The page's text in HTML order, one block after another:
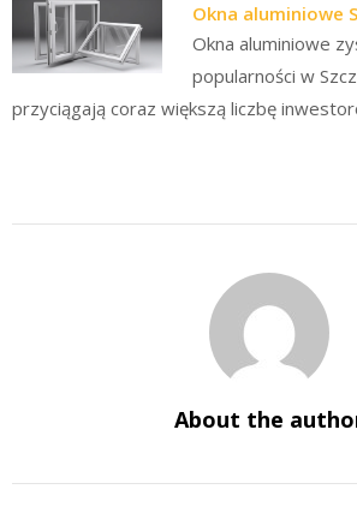
Okna aluminiowe
Okna aluminiowe
popularności w
przyciągają coraz większą liczbę
About the